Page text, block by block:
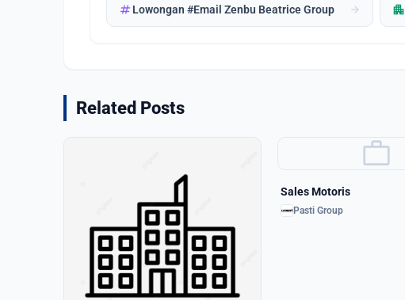
tagLowongan #Email Zenbu Beatrice Group arrow_forward apartment
Related Posts
work
Sales Motoris
Pasti Group